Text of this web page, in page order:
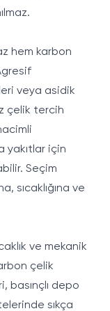
hem karbon
veya asidik
çelik tercih
yakıtlar için
Seçim
sıcaklığına ve
ve mekanik
çelik
basınçlı depo
sıkça